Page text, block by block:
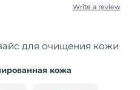
Write a review
для очищения кожи
кожа